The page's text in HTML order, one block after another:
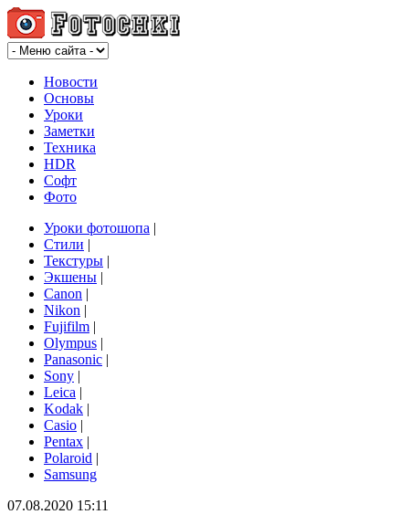
Новости
Основы
Уроки
Заметки
Техника
HDR
Софт
Фото
Уроки фотошопа |
Стили |
Текстуры |
Экшены |
Canon |
Nikon |
Fujifilm |
Olympus |
Panasonic |
Sony |
Leica |
Kodak |
Casio |
Pentax |
Polaroid |
Samsung
07.08.2020 15:11